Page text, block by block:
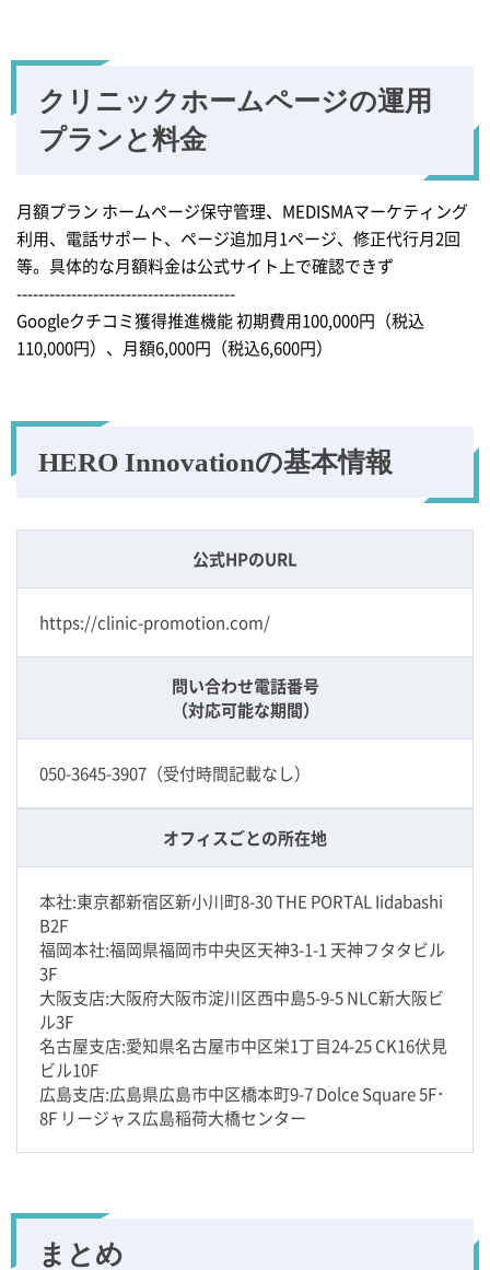
クリニックホームページの運用
プランと料金
月額プラン ホームページ保守管理、MEDISMAマーケティング
利用、電話サポート、ページ追加月1ページ、修正代行月2回
等。具体的な月額料金は公式サイト上で確認できず
----------------------------------------
Googleクチコミ獲得推進機能 初期費用100,000円（税込
110,000円）、月額6,000円（税込6,600円）
HERO Innovationの基本情報
公式HPのURL
https://clinic-promotion.com/
問い合わせ電話番号
（対応可能な期間）
050-3645-3907（受付時間記載なし）
オフィスごとの所在地
本社:東京都新宿区新小川町8-30 THE PORTAL Iidabashi
B2F
福岡本社:福岡県福岡市中央区天神3-1-1 天神フタタビル
3F
大阪支店:大阪府大阪市淀川区西中島5-9-5 NLC新大阪ビ
ル3F
名古屋支店:愛知県名古屋市中区栄1丁目24-25 CK16伏見
ビル10F
広島支店:広島県広島市中区橋本町9-7 Dolce Square 5F･
8F リージャス広島稲荷大橋センター
まとめ